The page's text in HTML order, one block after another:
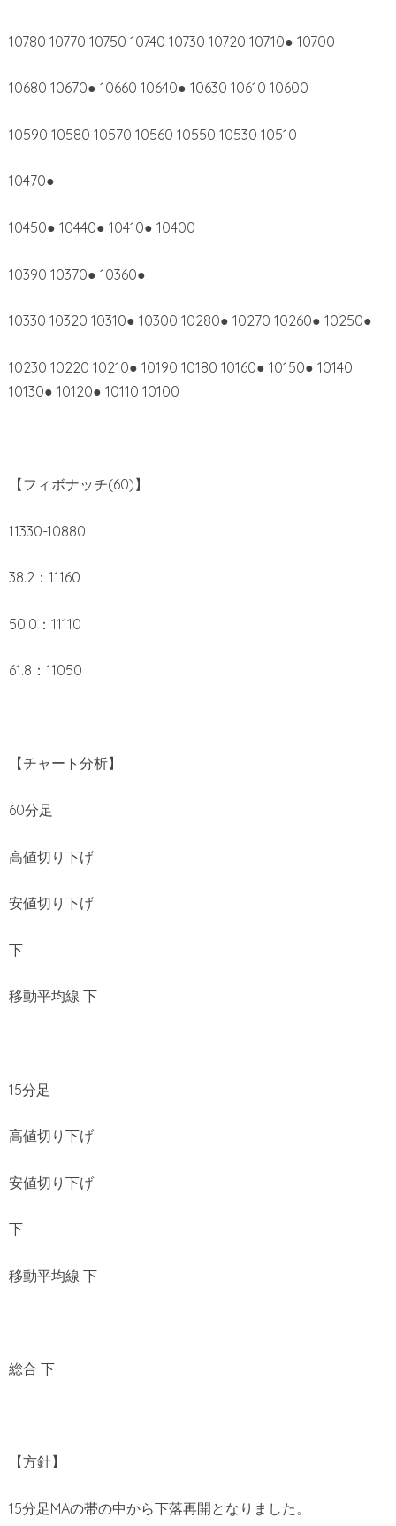
10780 10770 10750 10740 10730 10720 10710● 10700
10680 10670● 10660 10640● 10630 10610 10600
10590 10580 10570 10560 10550 10530 10510
10470●
10450● 10440● 10410● 10400
10390 10370● 10360●
10330 10320 10310● 10300 10280● 10270 10260● 10250●
10230 10220 10210● 10190 10180 10160● 10150● 10140
10130● 10120● 10110 10100
【フィボナッチ(60)】
11330-10880
38.2：11160
50.0：11110
61.8：11050
【チャート分析】
60分足
高値切り下げ
安値切り下げ
下
移動平均線 下
15分足
高値切り下げ
安値切り下げ
下
移動平均線 下
総合 下
【方針】
15分足MAの帯の中から下落再開となりました。